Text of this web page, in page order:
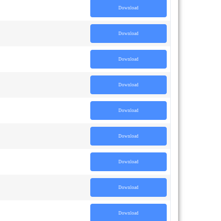
Download
Download
Download
Download
Download
Download
Download
Download
Download